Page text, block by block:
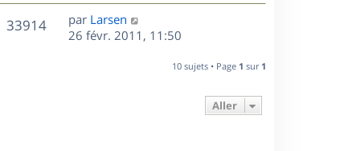
a
g
e
e
s
s
e
r
m
u
r
n
i
33914V
D
e
par Larsen
26 févr. 2011, 11:50
10 sujets • Page 1 sur 1
Aller